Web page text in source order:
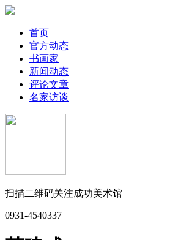
首页
官方动态
书画家
新闻动态
评论文章
名家访谈
扫描二维码关注成功美术馆
0931-4540337